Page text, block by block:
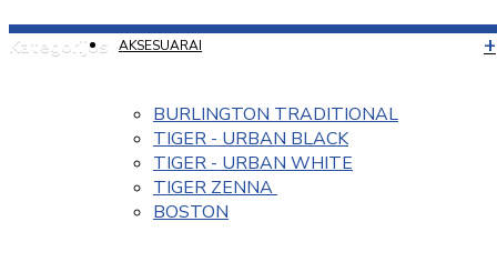
Kategorijos AKSESUARAI
BURLINGTON TRADITIONAL
TIGER - URBAN BLACK
TIGER - URBAN WHITE
TIGER ZENNA
BOSTON